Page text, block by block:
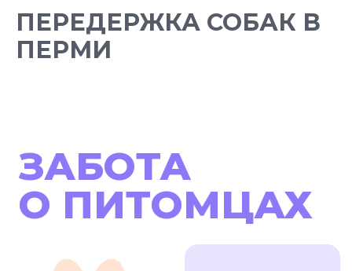
ПЕРЕДЕРЖКА СОБАК В
ПЕРМИ